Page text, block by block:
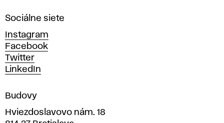
ý
c
h
u
m
e
í
v
Sociálne siete
Instagram
Facebook
Twitter
LinkedIn
Budovy
Hviezdoslavovo nám. 18